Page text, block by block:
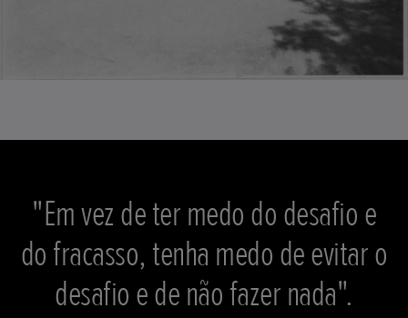
"Em vez de ter medo do desafio e
do fracasso, tenha medo de evitar o
desafio e de não fazer nada".